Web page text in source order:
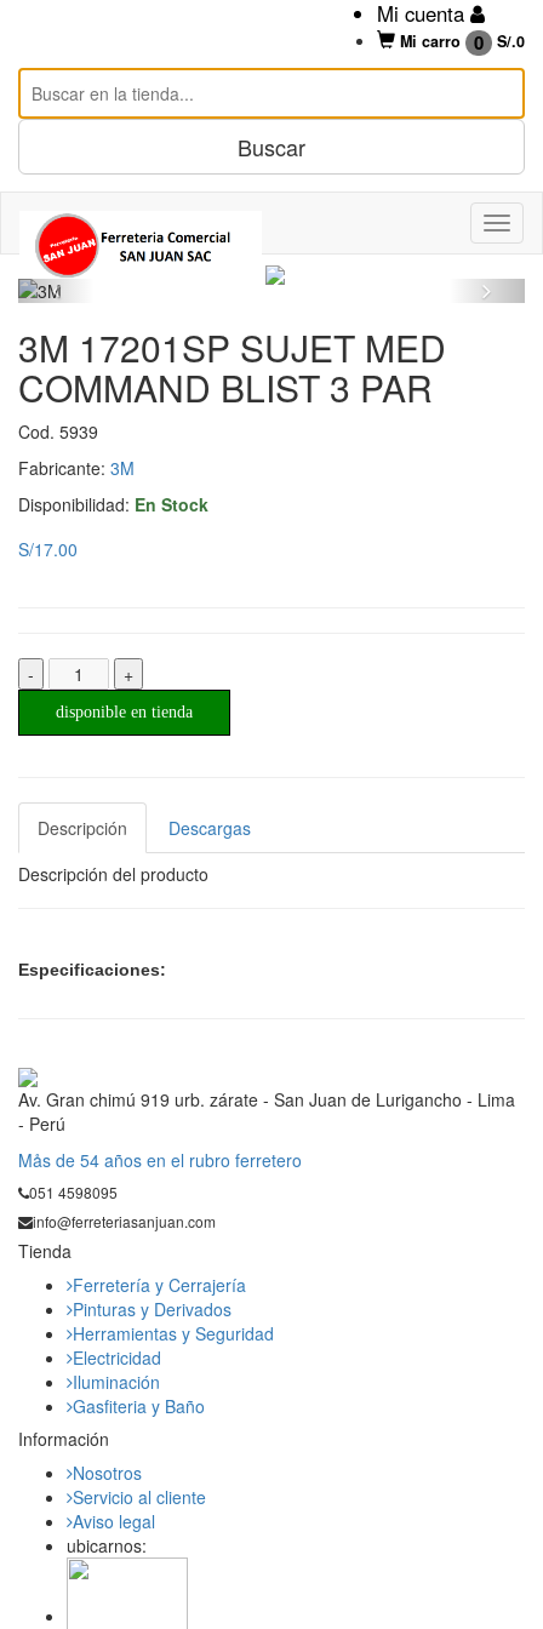
Mi cuenta
Mi carro 0 S/.0
3M 17201SP SUJET MED
COMMAND BLIST 3 PAR
Cod. 5939
Fabricante: 3M
Disponibilidad: En Stock
S/17.00
- +
disponible en tienda
Descripción
Descargas
Descripción del producto
Especificaciones:
Av. Gran chimú 919 urb. zárate - San Juan de Lurigancho - Lima
- Perú
Mås de 54 años en el rubro ferretero
051 4598095
info@ferreteriasanjuan.com
Tienda
Ferretería y Cerrajería
Pinturas y Derivados
Herramientas y Seguridad
Electricidad
Iluminación
Gasfiteria y Baño
Información
Nosotros
Servicio al cliente
Aviso legal
ubicarnos: